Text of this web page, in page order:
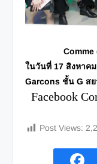
Comme
ในวันที่ 17 สิงหาค
Garcons ชั้น G ส
Facebook
Post Views: